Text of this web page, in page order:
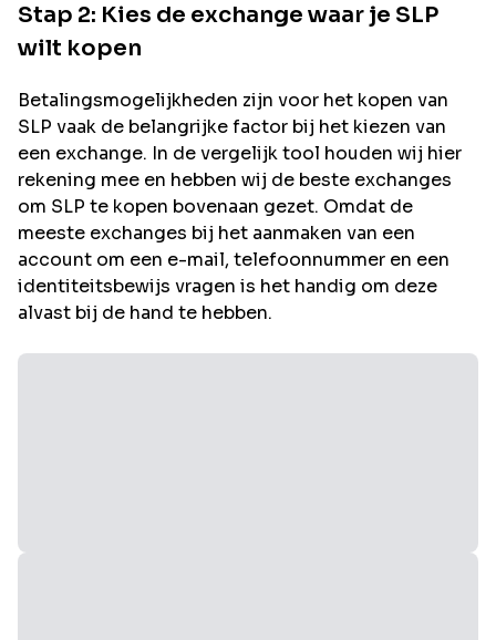
Stap 2: Kies de exchange waar je SLP
wilt kopen
Betalingsmogelijkheden zijn voor het kopen van
SLP vaak de belangrijke factor bij het kiezen van
een exchange. In de vergelijk tool houden wij hier
rekening mee en hebben wij de beste exchanges
om SLP te kopen bovenaan gezet. Omdat de
meeste exchanges bij het aanmaken van een
account om een e-mail, telefoonnummer en een
identiteitsbewijs vragen is het handig om deze
alvast bij de hand te hebben.